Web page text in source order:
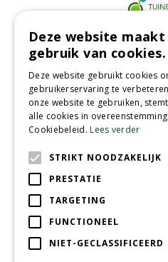
Wij
Tuincentrum
Speelparadijs
Woonwinkel
Deze website maakt
gebruik van cookies.
Deze website gebruikt cookies
gebruikerservaring te
onze website te gebruiken,
alle cookies in
Cookiebeleid.Lees verder
STRIKT NOODZAKELIJK
PRESTATIE
TARGETING
FUNCTIONEEL
NIET-GECLASSIFICEERD